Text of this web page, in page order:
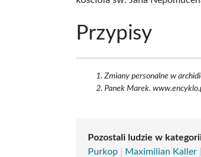
Przypisy
Zmiany personalne w
Panek Marek.
Pozostali ludzie w
Purkop
Maximilian Kaller